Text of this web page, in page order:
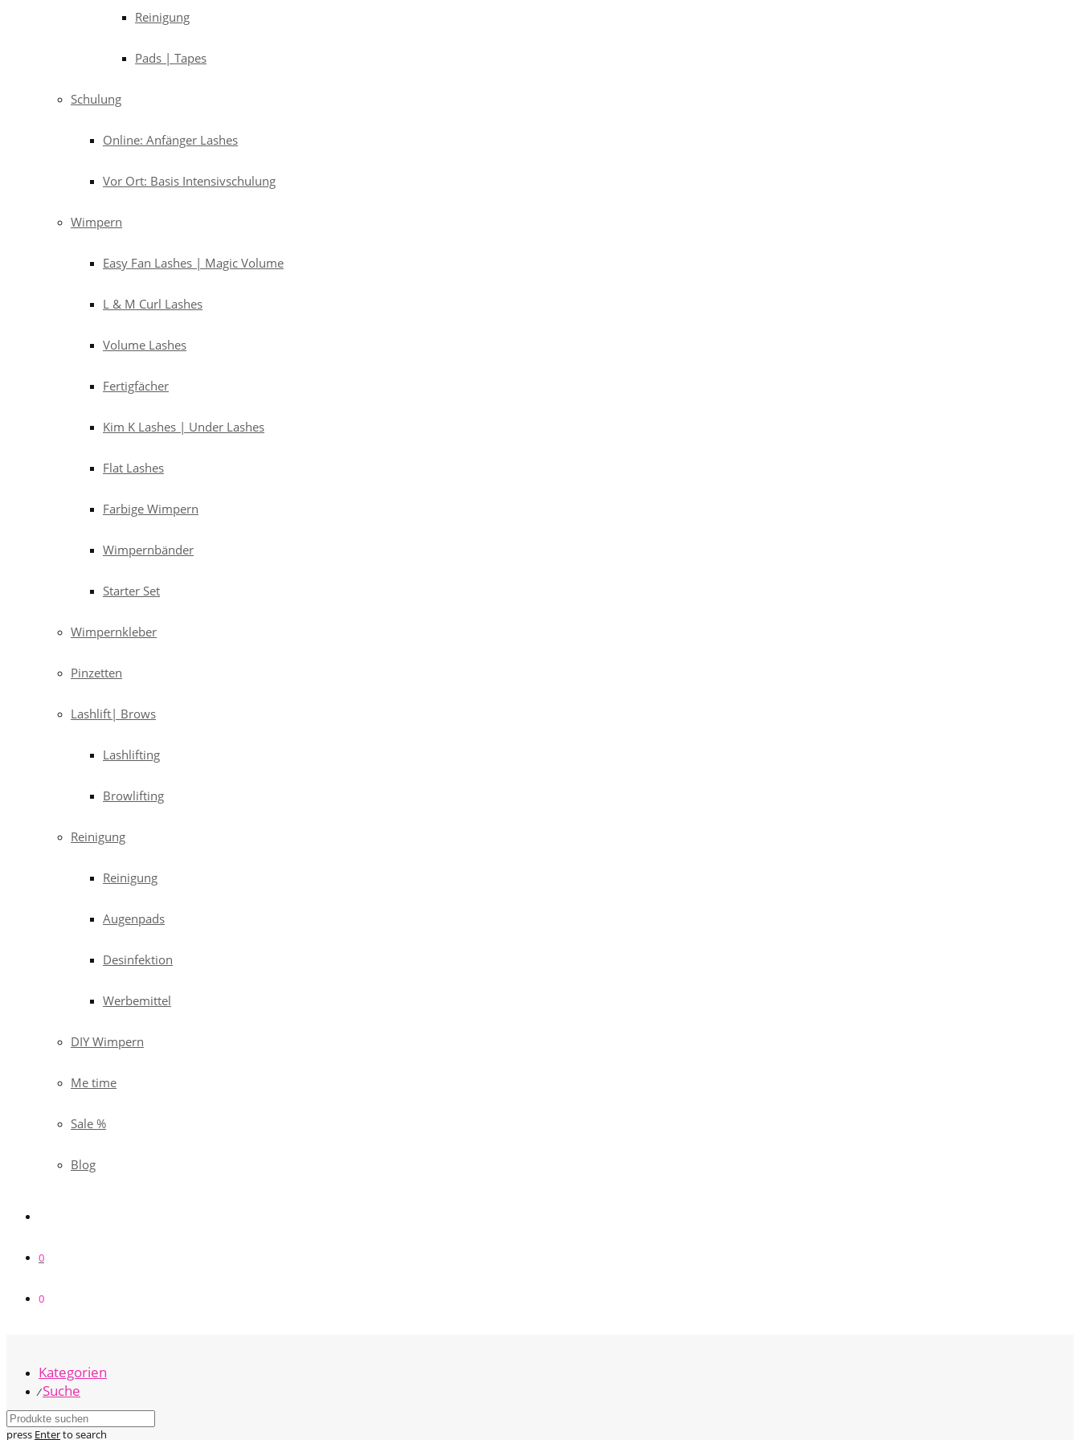
Reinigung
Pads | Tapes
Schulung
Online: Anfänger Lashes
Vor Ort: Basis Intensivschulung
Wimpern
Easy Fan Lashes | Magic Volume
L & M Curl Lashes
Volume Lashes
Fertigfächer
Kim K Lashes | Under Lashes
Flat Lashes
Farbige Wimpern
Wimpernbänder
Starter Set
Wimpernkleber
Pinzetten
Lashlift| Brows
Lashlifting
Browlifting
Reinigung
Reinigung
Augenpads
Desinfektion
Werbemittel
DIY Wimpern
Me time
Sale %
Blog
0
0
Kategorien
⁄ Suche
press Enterto search